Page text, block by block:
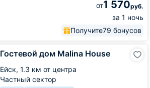
от1 570руб.
за 1 ночь
Получите79 бонусов
Гостевой дом Malina House
Ейск, 1.3 км от центра
Частный сектор